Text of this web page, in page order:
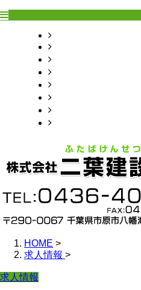
HOME >
求人情報 >
求人情報